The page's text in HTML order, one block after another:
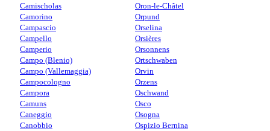
Camischolas
Camorino
Campascio
Campello
Camperio
Campo (Blenio)
Campo (Vallemaggia)
Campocologno
Campora
Camuns
Caneggio
Canobbio
Oron-le-Châtel
Orpund
Orselina
Orsières
Orsonnens
Ortschwaben
Orvin
Orzens
Oschwand
Osco
Osogna
Ospizio Bernina